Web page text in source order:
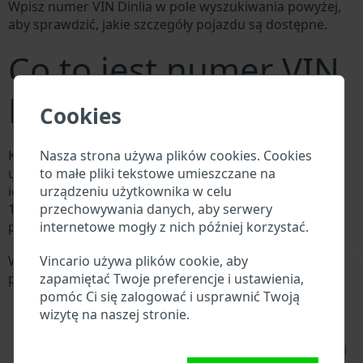
Cookies
Nasza strona używa plików cookies. Cookies
to małe pliki tekstowe umieszczane na
urządzeniu użytkownika w celu
przechowywania danych, aby serwery
internetowe mogły z nich później korzystać.
Vincario używa plików cookie, aby
zapamiętać Twoje preferencje i ustawienia,
pomóc Ci się zalogować i usprawnić Twoją
wizytę na naszej stronie.
Wpisz numer VIN Dinlia w pole wyszukiwania powyżej,
aby sprawdzić, jakie szczegóły pojazdu są dostępne.
Co to jest numer VIN
Dinlia?
Każdy producent Dinlia przypisuje każdemu pojazdowi
unikalny identyfikator zwany numerem
identyfikacyjnym pojazdu (VIN). Numer VIN składa się z
17 cyfr i składa się z liter i cyfr zawierających
podstawowe informacje o pojeździe.
Wszystkie bazy danych w branży motoryzacyjnej
przeszukują VIN:
Baza danych producenta Dinlia
Baza danych importerów/eksporterów Dinlia
Baza danych warsztatów Dinlia i dostawców części